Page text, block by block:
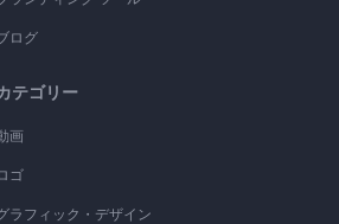
ログ
テゴリー
画
ゴ
ラフィック・デザイン